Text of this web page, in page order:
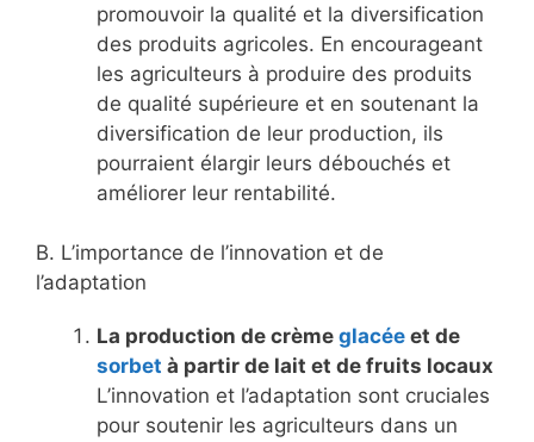
promouvoir la qualité et la diversification
des produits agricoles. En encourageant
les agriculteurs à produire des produits
de qualité supérieure et en soutenant la
diversification de leur production, ils
pourraient élargir leurs débouchés et
améliorer leur rentabilité.
B. L’importance de l’innovation et de
l’adaptation
La production de crème glacée et de
sorbet à partir de lait et de fruits locaux
L’innovation et l’adaptation sont cruciales
pour soutenir les agriculteurs dans un